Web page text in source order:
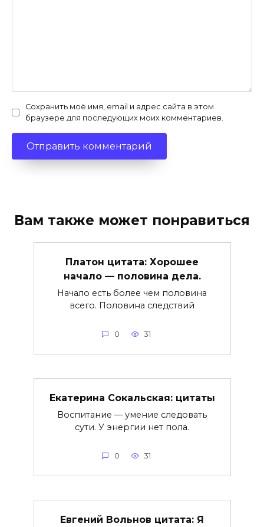
Сохранить моё имя, email и адрес сайта в этом
браузере для последующих моих комментариев.
Вам также может понравиться
Платон цитата: Хорошее
начало — половина дела.
Начало есть более чем половина
всего. Половина следствий
0 31
Екатерина Сокальская: цитаты
Воспитание — умение следовать
сути. У энергии нет пола.
0 31
Евгений Вольнов цитата: Я